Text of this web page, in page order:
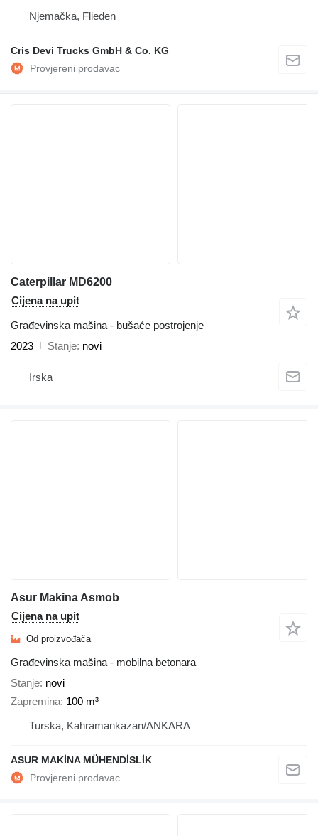
Njemačka, Flieden
Cris Devi Trucks GmbH & Co. KG
Caterpillar MD6200
Cijena na upit
Građevinska mašina - bušaće postrojenje
2023
Stanje novi
Irska
Asur Makina Asmob
Cijena na upit
Od proizvođača
Građevinska mašina - mobilna betonara
Stanje novi
Zapremina 100 m³
Turska, Kahramankazan/ANKARA
ASUR MAKİNA MÜHENDİSLİK